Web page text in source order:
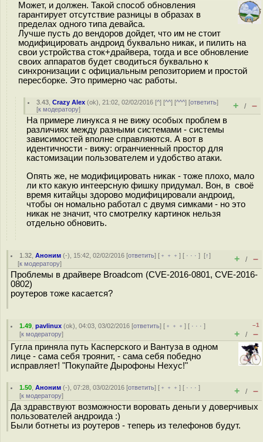
Может, и должен. Такой способ обновления
гарантирует отсутствие разницы в образах в
пределах одного типа девайса.
Лучше пусть до вендоров дойдет, что им не стоит
модифицировать андроид буквально никак, и пилить на
свои устройства сток+драйвера, тогда и все обновление
своих аппаратов будет сводиться буквально к
синхронизации с официальным репозиторием и простой
пересборке. Это примерно час работы.
3.43 ,Crazy Alex (ok), 21:02, 02/02/2016 [^] [^^] [^^^] [ответить]
[к модератору] + / –
На примере линукса я не вижу особых проблем в
различиях между разными системами - системы
зависимостей вполне справляются. А вот в
идентичности - вижу: огранчиенный простор для
кастомизации пользователем и удобство атаки.
Опять же, не модифицировать никак - тоже плохо, мало
ли кто какую интеерсную фишку придумал. Вон, в своё
время китайцы здорово модифицировали андроид,
чтобы он номально работал с двумя симками - но это
никак не значит, что смотрелку картинок нельзя
отдельно обновить.
1.32 ,Аноним (-), 15:42, 02/02/2016 [ответить] [ ﹢﹢﹢] [ · · ·][↑]
[к модератору] + / –
Проблемы в драйвере Broadcom (CVE-2016-0801, CVE-2016-
0802)
роутеров тоже касается?
1.49 ,pavlinux (ok), 04:03, 03/02/2016 [ответить] [ ﹢﹢﹢] [ · · ·]
[к модератору]
–1
+ / –
Гугла приняла путь Касперского и Вантуза в одном
лице - сама себя троянит, - сама себя победно
исправляет! "Покупайте Дырофоны Нехус!"
1.50 ,Аноним (-), 07:28, 03/02/2016 [ответить] [ ﹢﹢﹢] [ · · ·]
[к модератору] + / –
Да здравствуют возможности воровать деньги у доверчивых
пользователей андроида :)
Были ботнеты из роутеров - теперь из телефонов будут.